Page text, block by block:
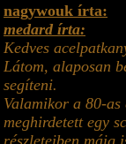
nagywouk írta:
medard írta:
Kedves
Látom, alaposan
segíteni.
Valamikor a 80-
meghirdetett egy
részleteiben máig